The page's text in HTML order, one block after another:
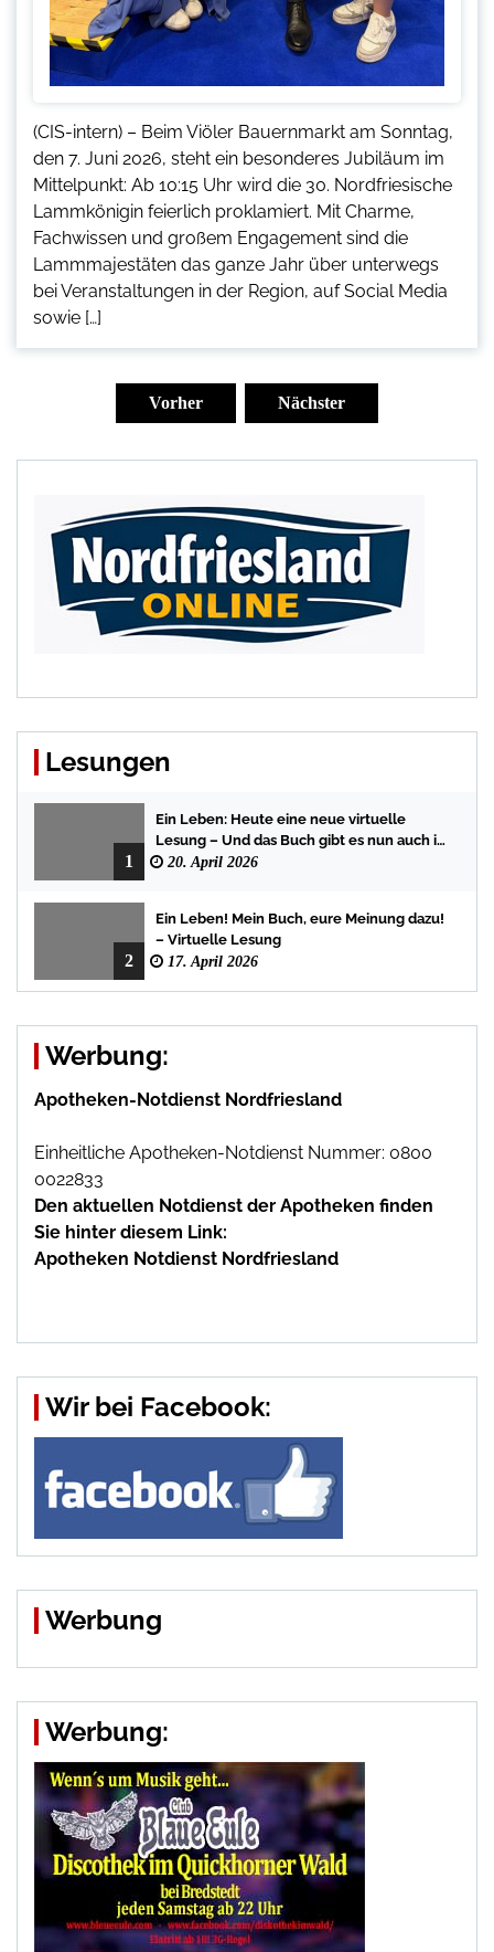
(CIS-intern) – Beim Viöler Bauernmarkt am Sonntag,
den 7. Juni 2026, steht ein besonderes Jubiläum im
Mittelpunkt: Ab 10:15 Uhr wird die 30. Nordfriesische
Lammkönigin feierlich proklamiert. Mit Charme,
Fachwissen und großem Engagement sind die
Lammmajestäten das ganze Jahr über unterwegs
bei Veranstaltungen in der Region, auf Social Media
sowie […]
Vorher Nächster
Lesungen
1
Ein Leben: Heute eine neue virtuelle
Lesung – Und das Buch gibt es nun auch in
der Bredstedter Stadtbuchhandlung
20. April 2026
2
Ein Leben! Mein Buch, eure Meinung dazu!
– Virtuelle Lesung
17. April 2026
Werbung:
Apotheken-Notdienst Nordfriesland
Einheitliche Apotheken-Notdienst Nummer: 0800
0022833
Den aktuellen Notdienst der Apotheken finden
Sie hinter diesem Link:
Apotheken Notdienst Nordfriesland
Wir bei Facebook:
Werbung
Werbung: